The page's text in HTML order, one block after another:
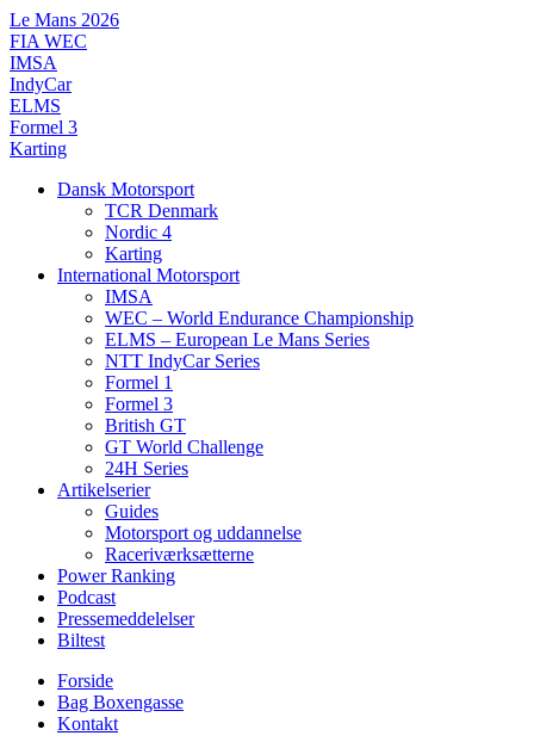
Videre
til
indhold
Le Mans 2026
FIA WEC
IMSA
IndyCar
ELMS
Formel 3
Karting
Dansk Motorsport
TCR Denmark
Nordic 4
Karting
International Motorsport
IMSA
WEC – World Endurance Championship
ELMS – European Le Mans Series
NTT IndyCar Series
Formel 1
Formel 3
British GT
GT World Challenge
24H Series
Artikelserier
Guides
Motorsport og uddannelse
Raceriværksætterne
Power Ranking
Podcast
Pressemeddelelser
Biltest
Forside
Bag Boxengasse
Kontakt